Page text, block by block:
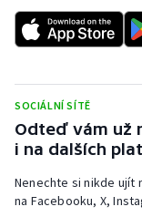
Ostatní
SOCIÁLNÍ SÍTĚ
Odteď vám už
i na dalších
Nenechte si nikde ujít
na Facebooku, X,